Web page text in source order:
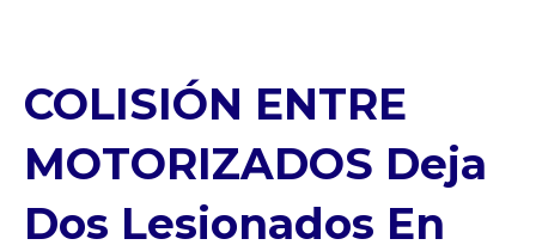
COLISIÓN ENTRE
MOTORIZADOS Deja
Dos Lesionados En